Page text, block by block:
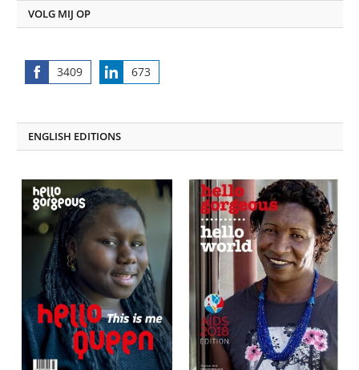
VOLG MIJ OP
3409
Share
673
Share
ENGLISH EDITIONS